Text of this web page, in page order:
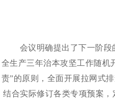
会议明确提出了下一阶
全生产三年治本攻坚工作随机
责”的原则，全面开展拉网式
结合实际修订各类专项预案，